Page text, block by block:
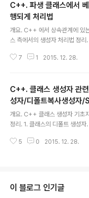
C++. 파생 클래스에서
행되게 처리법
개요. C++ 에서 상속관계에 있
스 측에서의 생성자 처리법 정리
클래스 개체 생성시 상기1의 베
의 생성자 만들지 않고 베이스
가 더 간단함. 방법1. // 베이스
CBase { public: CBase(int
7 1 2015. 12. 28.
C++. 클래스 생성자 관
성자/디폴트복사생성
개요. C++ 클래스 생성자 기초
정리. 1. 클래스의 디폴트 생성
의하고 복사생성자 내에 값복사
자동삽입되고 클래스 개체 생성
명시적으로 정의하지 않은 경우
5 0 2015. 12. 28.
이 블로그 인기글